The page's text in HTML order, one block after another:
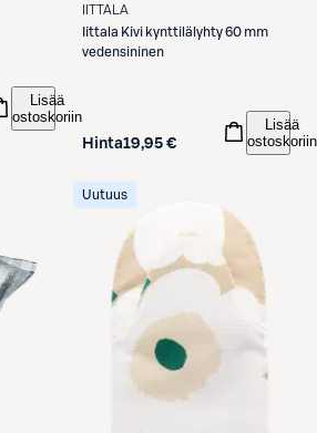
Lisää
ostoskoriin
IITTALA
Iittala Kivi kynttilälyhty 60 mm
vedensininen
Hinta19,95 €
Lisää
ostoskoriin
Uutuus